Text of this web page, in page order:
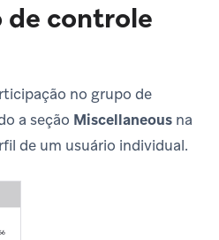
de controle
no grupo de
a seção Miscellaneous na
de um usuário individual.